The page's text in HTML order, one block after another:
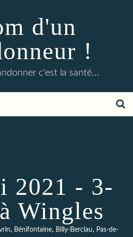
d'un
!
c'est la santé...
2021 - 3-
Wingles
, Bénifontaine, Billy-Berclau, Pas-de-